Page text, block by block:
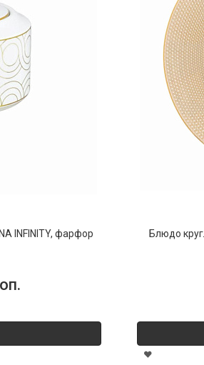
INFINITY, фарфор Блюдо